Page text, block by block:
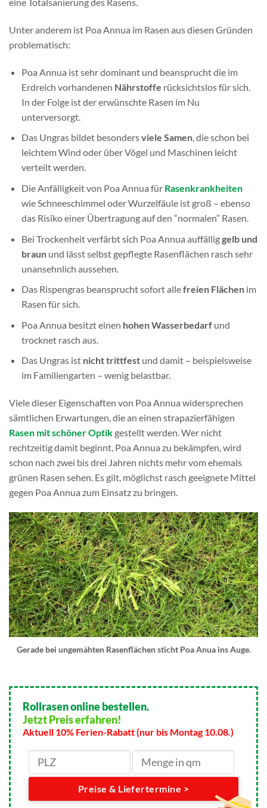
Unter anderem ist Poa Annua im Rasen aus diesen Gründen
problematisch:
Poa Annua ist sehr dominant und beansprucht die im
Erdreich vorhandenen Nährstoffe rücksichtslos für sich.
In der Folge ist der erwünschte Rasen im Nu
unterversorgt.
Das Ungras bildet besondersviele Samen, die schon bei
leichtem Wind oder über Vögel und Maschinen leicht
verteilt werden.
Die Anfälligkeit von Poa Annua für Rasenkrankheiten
wie Schneeschimmel oder Wurzelfäule ist groß – ebenso
das Risiko einer Übertragung auf den “normalen” Rasen.
Bei Trockenheit verfärbt sich Poa Annua auffälliggelb und
braunund lässt selbst gepflegte Rasenflächen rasch sehr
unansehnlich aussehen.
Das Rispengras beansprucht sofort allefreien Flächenim
Rasen für sich.
Poa Annua besitzt einen hohen Wasserbedarfund
trocknet rasch aus.
Das Ungras ist nicht trittfestund damit – beispielsweise
im Familiengarten – wenig belastbar.
Viele dieser Eigenschaften von Poa Annua widersprechen
sämtlichen Erwartungen, die an einen strapazierfähigen
Rasen mit schöner Optik gestellt werden. Wer nicht
rechtzeitig damit beginnt, Poa Annua zu bekämpfen, wird
schon nach zwei bis drei Jahren nichts mehr vom ehemals
grünen Rasen sehen. Es gilt, möglichst rasch geeignete Mittel
gegen Poa Annua zum Einsatz zu bringen.
Gerade bei ungemähten Rasenflächen sticht Poa Anua ins Auge.
Rollrasen online bestellen.
Jetzt Preis erfahren!
Aktuell 10% Ferien-Rabatt (nur bis Montag 10.08.)
Preise & Liefertermine >